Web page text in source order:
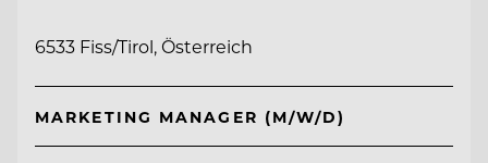
6533 Fiss/Tirol, Österreich
MARKETING MANAGER (M/W/D)